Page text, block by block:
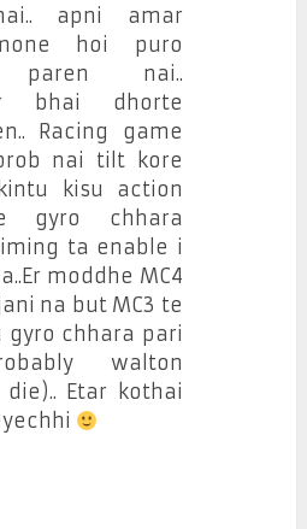
apni amar
hoi puro
paren nai..
bhai dhorte
Racing game
nai tilt kore
kisu action
gyro chhara
ta enable i
moddhe MC4
na but MC3 te
gyro chhara pari
walton
Etar kothai